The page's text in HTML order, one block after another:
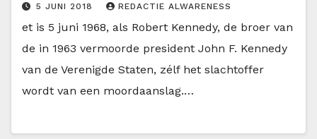
5 JUNI 2018 REDACTIE ALWARENESS
et is 5 juni 1968, als Robert Kennedy, de broer van
de in 1963 vermoorde president John F. Kennedy
van de Verenigde Staten, zélf het slachtoffer
wordt van een moordaanslag.…